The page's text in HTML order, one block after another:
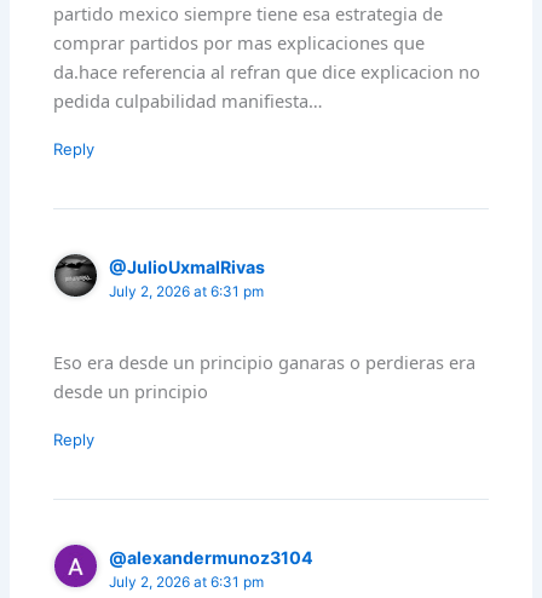
partido mexico siempre tiene esa estrategia de
comprar partidos por mas explicaciones que
da.hace referencia al refran que dice explicacion no
pedida culpabilidad manifiesta…
Reply
@JulioUxmalRivas
July 2, 2026 at 6:31 pm
Eso era desde un principio ganaras o perdieras era
desde un principio
Reply
@alexandermunoz3104
July 2, 2026 at 6:31 pm